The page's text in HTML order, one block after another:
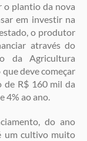
o plantio da nova
em investir na
o produtor
através do
da Agricultura
deve começar
de R$ 160 mil da
4% ao ano.
do ano
um cultivo muito